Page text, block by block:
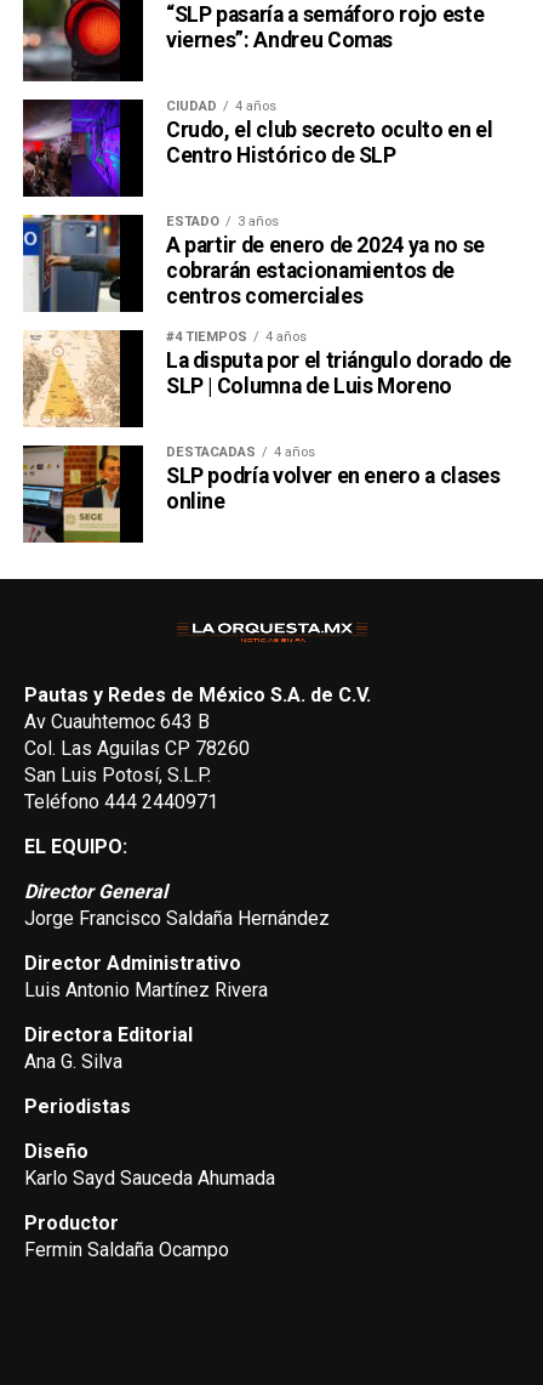
“SLP pasaría a semáforo rojo este
viernes”: Andreu Comas
CIUDAD 4 años
Crudo, el club secreto oculto en el
Centro Histórico de SLP
ESTADO 3 años
A partir de enero de 2024 ya no se
cobrarán estacionamientos de
centros comerciales
#4 TIEMPOS 4 años
La disputa por el triángulo dorado de
SLP | Columna de Luis Moreno
DESTACADAS 4 años
SLP podría volver en enero a clases
online
Pautas y Redes de México S.A. de C.V.
Av Cuauhtemoc 643 B
Col. Las Aguilas CP 78260
San Luis Potosí, S.L.P.
Teléfono 444 2440971
EL EQUIPO:
Director General
Jorge Francisco Saldaña Hernández
Director Administrativo
Luis Antonio Martínez Rivera
Directora Editorial
Ana G. Silva
Periodistas
Diseño
Karlo Sayd Sauceda Ahumada
Productor
Fermin Saldaña Ocampo